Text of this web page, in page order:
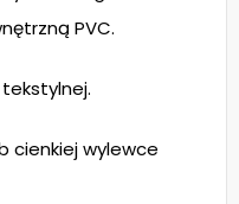
PVC.
cienkiej wylewce